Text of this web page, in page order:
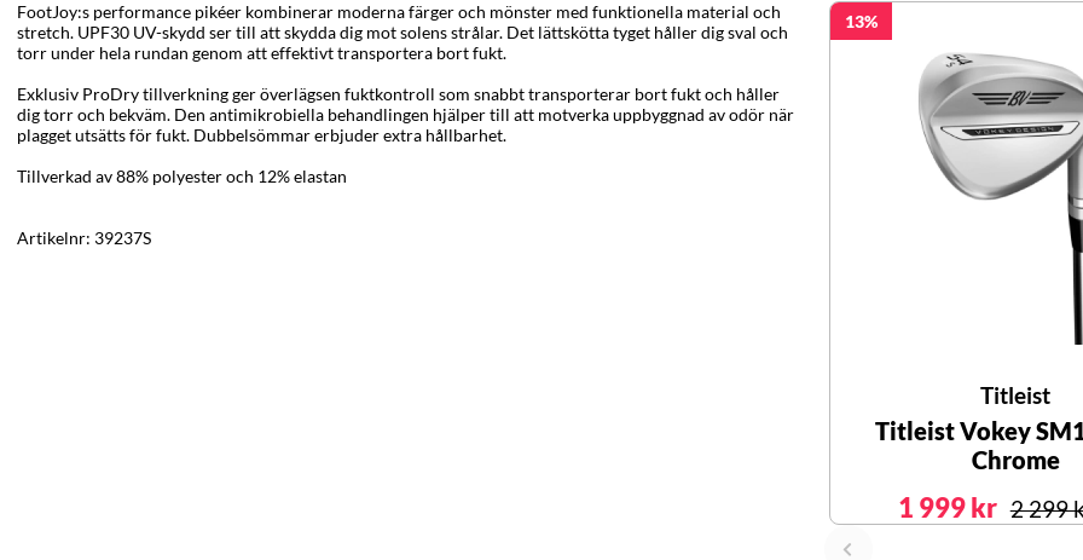
FootJoy:s performance pikéer kombinerar moderna färger och mönster med funktionella material och
stretch. UPF30 UV-skydd ser till att skydda dig mot solens strålar. Det lättskötta tyget håller dig sval och
torr under hela rundan genom att effektivt transportera bort fukt.
Exklusiv ProDry tillverkning ger överlägsen fuktkontroll som snabbt transporterar bort fukt och håller
dig torr och bekväm. Den antimikrobiella behandlingen hjälper till att motverka uppbyggnad av odör när
plagget utsätts för fukt. Dubbelsömmar erbjuder extra hållbarhet.
Tillverkad av88% polyester och 12% elastan
Artikelnr: 39237S
13
Titleist
Titleist Vokey
Chrome
1 999 kr 2 299